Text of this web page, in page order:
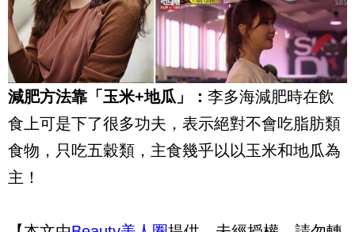
減肥方法靠「玉米+地瓜」： 李多海減肥時在飲
食上可是下了很多功夫，表示絕對不會吃脂肪類
食物，只吃五穀類，主食幾乎以以玉米和地瓜為
主！